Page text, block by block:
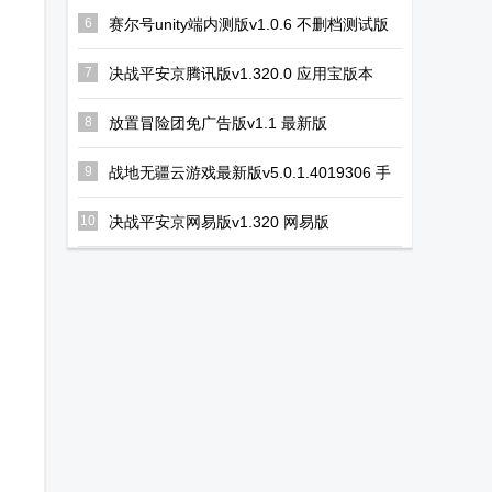
6 赛尔号unity端内测版v1.0.6 不删档测试版
7 决战平安京腾讯版v1.320.0 应用宝版本
8 放置冒险团免广告版v1.1 最新版
9
战地无疆云游戏最新版v5.0.1.4019306 手
机版
10 决战平安京网易版v1.320 网易版